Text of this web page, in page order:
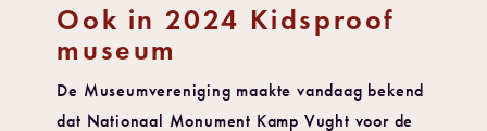
Ook in 2024 Kidsproof
museum
De Museumvereniging maakte vandaag bekend
dat Nationaal Monument Kamp Vught voor de